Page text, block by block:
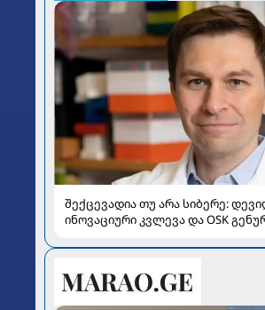
შექცევადია თუ არა სიბერე:
ინოვაციური კვლევა და OSK